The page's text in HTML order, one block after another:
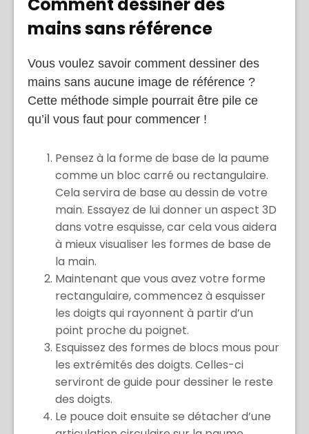
Comment dessiner des
mains sans référence
Vous voulez savoir comment dessiner des
mains sans aucune image de référence ?
Cette méthode simple pourrait être pile ce
qu’il vous faut pour commencer !
Pensez à la forme de base de la paume
comme un bloc carré ou rectangulaire.
Cela servira de base au dessin de votre
main. Essayez de lui donner un aspect 3D
dans votre esquisse, car cela vous aidera
à mieux visualiser les formes de base de
la main.
Maintenant que vous avez votre forme
rectangulaire, commencez à esquisser
les doigts qui rayonnent à partir d’un
point proche du poignet.
Esquissez des formes de blocs mous pour
les extrémités des doigts. Celles-ci
serviront de guide pour dessiner le reste
des doigts.
Le pouce doit ensuite se détacher d’une